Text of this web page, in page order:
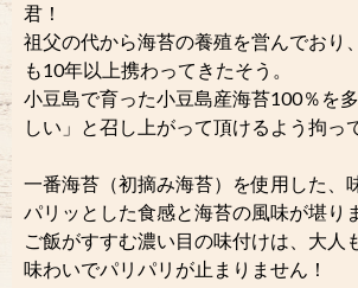
君！
祖父の代から海苔の養殖を営んでおり
も10年以上携わってきたそう。
小豆島で育った小豆島産海苔100％を
しい」と召し上がって頂けるよう拘っ
一番海苔（初摘み海苔）を使用した、
パリッとした食感と海苔の風味が堪り
ご飯がすすむ濃い目の味付けは、大人
味わいでパリパリが止まりません！